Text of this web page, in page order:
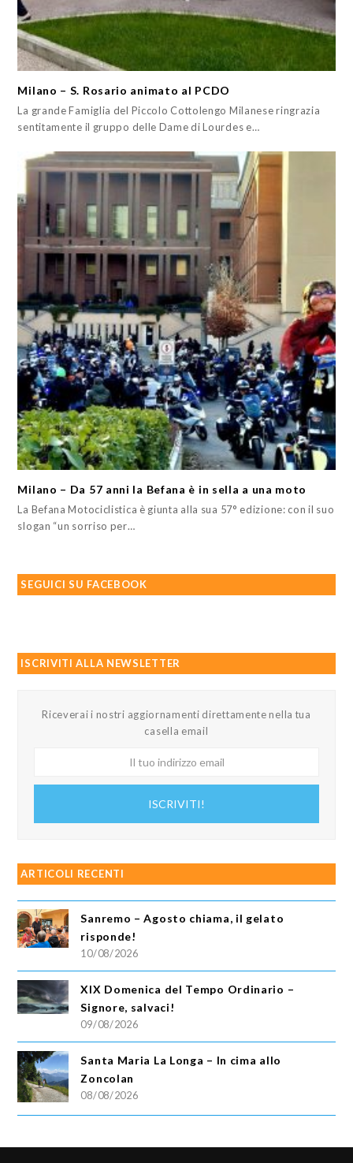
Milano – S. Rosario animato al PCDO
La grande Famiglia del Piccolo Cottolengo Milanese ringrazia
sentitamente il gruppo delle Dame di Lourdes e…
Milano – Da 57 anni la Befana è in sella a una moto
La Befana Motociclistica è giunta alla sua 57° edizione: con il suo
slogan “un sorriso per…
SEGUICI SU FACEBOOK
ISCRIVITI ALLA NEWSLETTER
Riceverai i nostri aggiornamenti direttamente nella tua
casella email
ISCRIVITI!
ARTICOLI RECENTI
Sanremo – Agosto chiama, il gelato
risponde!
10/08/2026
XIX Domenica del Tempo Ordinario –
Signore, salvaci!
09/08/2026
Santa Maria La Longa – In cima allo
Zoncolan
08/08/2026